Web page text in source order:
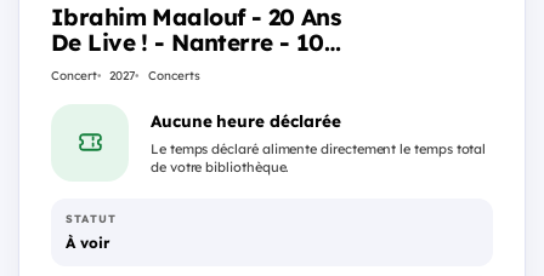
Ibrahim Maalouf - 20 Ans
De Live ! - Nanterre - 10
avril 2027
Concert 2027 Concerts
Aucune heure déclarée
Le temps déclaré alimente directement le temps total
de votre bibliothèque.
STATUT
À voir